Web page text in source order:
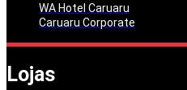
WA Hotel Caruaru
Caruaru Corporate
Lojas